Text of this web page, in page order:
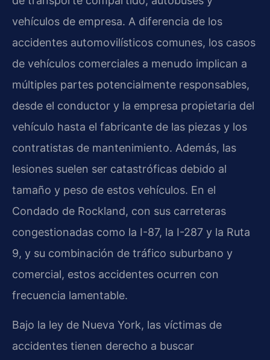
vehículos de empresa. A diferencia de los
accidentes automovilísticos comunes, los casos
de vehículos comerciales a menudo implican a
múltiples partes potencialmente responsables,
desde el conductor y la empresa propietaria del
vehículo hasta el fabricante de las piezas y los
contratistas de mantenimiento. Además, las
lesiones suelen ser catastróficas debido al
tamaño y peso de estos vehículos. En el
Condado de Rockland, con sus carreteras
congestionadas como la I-87, la I-287 y la Ruta
9, y su combinación de tráfico suburbano y
comercial, estos accidentes ocurren con
frecuencia lamentable.
Bajo la ley de Nueva York, las víctimas de
accidentes tienen derecho a buscar